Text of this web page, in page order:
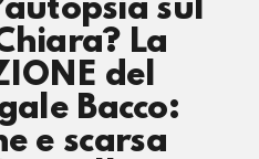
sul
La
del
Bacco:
e scarsa